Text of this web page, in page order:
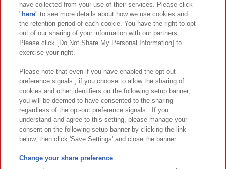
関連会社 サステナビリティ サイトポリシー
プライバシーポリシー ウェブアクセシビリティ方針と検証結果
お取引先さまとともに
カスタマーハラスメント対応方針 よくあるご質問・お問い合わせ
©Bandai Namco Amusement Inc.
©Bandai Namco Amusement Lab Inc.
have collected from your use of their services. Please click
" here" to see more details about how we use cookies and
the retention period of each cookie. You have the right to opt
out of our sharing of your information with our partners.
Please click [Do Not Share My Personal Information] to
exercise your right.
Please note that even if you have enabled the opt-out
preference signals , if you choose to allow the sharing of
cookies and other identifiers on the following setup banner,
you will be deemed to have consented to the sharing
regardless of the opt-out preference signals . If you
understand and agree to this setting, please manage your
consent on the following setup banner by clicking the link
below, then click 'Save Settings' and close the banner.
Change your share preference